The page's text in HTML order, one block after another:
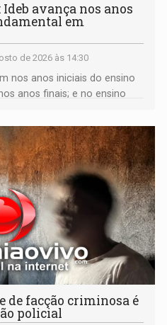
Ideb avança nos anos
em
de 2026 às 14:30
nos anos iniciais do ensino
anos finais; e no ensino
de facção criminosa é
policial